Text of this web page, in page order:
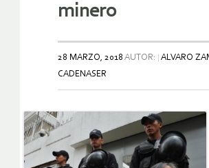
minero
28 MARZO, 2018 AUTOR:
ALVARO
CADENASER